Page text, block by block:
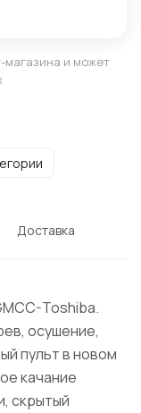
магазина и может
Доставка
Toshiba.
осушение,
пульт в новом
качание
скрытый